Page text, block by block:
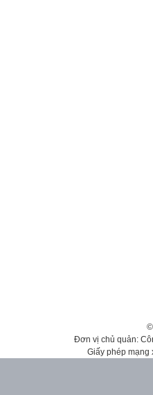
Đơn vị chủ quản:
Giấy phép mạng